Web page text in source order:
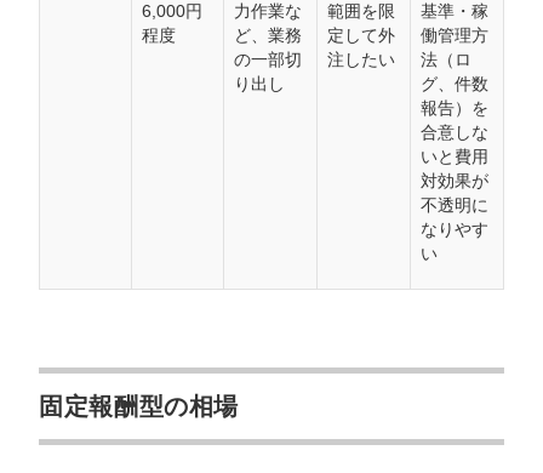
6,000円
程度
力作業な
ど、業務
の一部切
り出し
範囲を限
定して外
注したい
基準・稼
働管理方
法（ロ
グ、件数
報告）を
合意しな
いと費用
対効果が
不透明に
なりやす
い
固定報酬型の相場